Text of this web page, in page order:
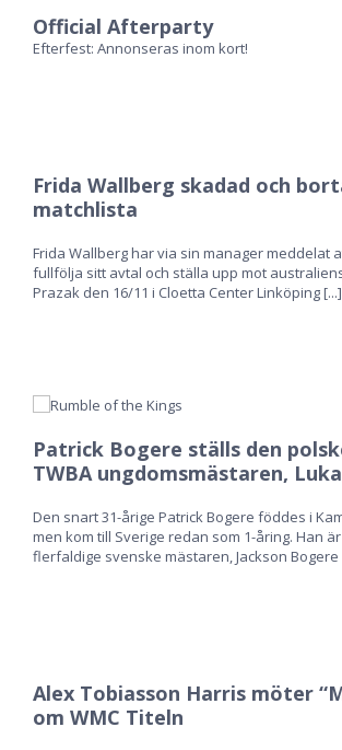
Official Afterparty
Efterfest: Annonseras inom kort!
Frida Wallberg skadad och
matchlista
Frida Wallberg har via sin manager meddelat
fullfölja sitt avtal och ställa upp mot
Prazak den 16/11 i Cloetta Center Linköping[...]
Patrick Bogere ställs den
TWBA ungdomsmästaren,
Den snart 31-årige Patrick Bogere föddes i
men kom till Sverige redan som 1-åring. Han
flerfaldige svenske mästaren, Jackson
Alex Tobiasson Harris möter
om WMC Titeln